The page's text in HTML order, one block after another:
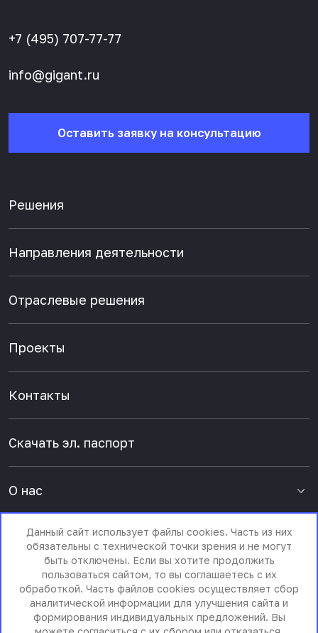
+7 (495) 707-77-77
info@gigant.ru
Оставить заявку на консультацию
Решения
Направления деятельности
Отраслевые решения
Проекты
Контакты
Скачать эл. паспорт
О нас
Пресс-центр
Данный сайт использует файлы cookies. Часть из них
обязательны с технической точки зрения и не могут
быть отключены. Если вы хотите продолжить
пользоваться сайтом, то вы соглашаетесь с их
обработкой. Часть файлов cookies осуществляет сбор
аналитической информации для улучшения сайта и
формирования индивидуальных предложений. Вы